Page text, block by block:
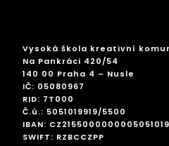
Vysoká škola kreativní
Na Pankráci 420/54
140 00 Praha 4 – Nusle
IČ: 05080967
RID: 7T000
Č.ú.: 5051019919/5500
IBAN:
SWIFT: RZBCCZPP